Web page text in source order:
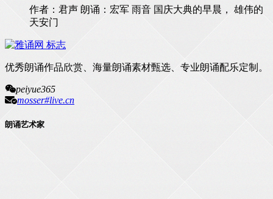
作者：君声 朗诵：宏军 雨音 国庆大典的早晨， 雄伟的
天安门
优秀朗诵作品欣赏、海量朗诵素材甄选、专业朗诵配乐定制。
peiyue365
mosser#live.cn
朗诵艺术家